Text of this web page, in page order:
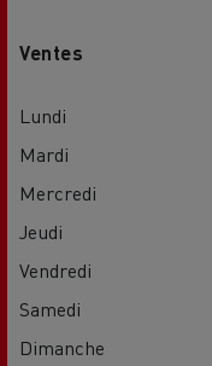
Ventes
Lundi
Mardi
Mercredi
Jeudi
Vendredi
Samedi
Dimanche